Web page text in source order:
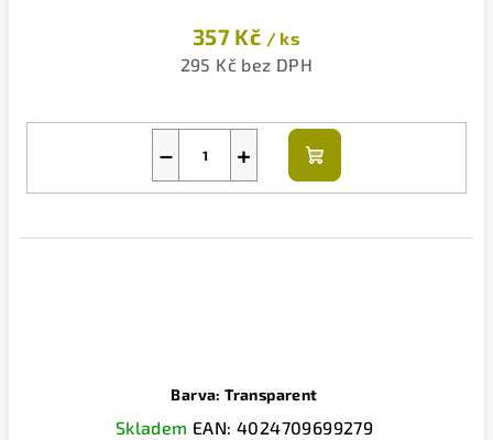
357 Kč / ks
295 Kč bez DPH
+
−
Do
košíku
Barva: Transparent
Skladem EAN: 4024709699279